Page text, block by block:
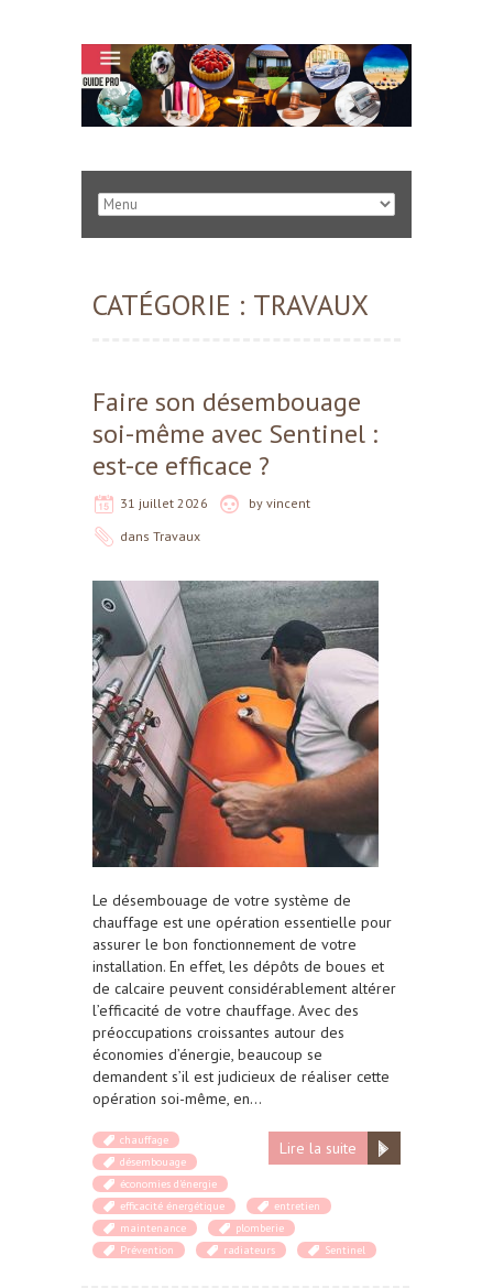
CATÉGORIE : TRAVAUX
Faire son désembouage
soi-même avec Sentinel :
est-ce efficace ?
31 juillet 2026 by vincent
dans Travaux
Le désembouage de votre système de
chauffage est une opération essentielle pour
assurer le bon fonctionnement de votre
installation. En effet, les dépôts de boues et
de calcaire peuvent considérablement altérer
l’efficacité de votre chauffage. Avec des
préoccupations croissantes autour des
économies d’énergie, beaucoup se
demandent s’il est judicieux de réaliser cette
opération soi-même, en…
Lire la suite
chauffage
désembouage
économies d'énergie
efficacité énergétique
entretien
maintenance
plomberie
Prévention
radiateurs Sentinel